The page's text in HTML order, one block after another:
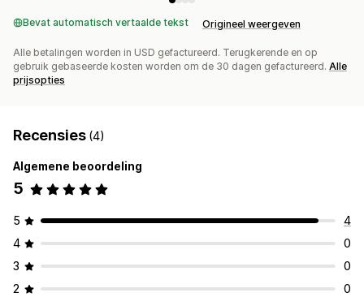
Bevat automatisch vertaalde tekst Origineel weergeven
Alle betalingen worden in USD gefactureerd. Terugkerende en op
gebruik gebaseerde kosten worden om de 30 dagen gefactureerd. Alle
prijsopties
Recensies (4)
Algemene beoordeling
5
5
4
4
0
3
0
2
0